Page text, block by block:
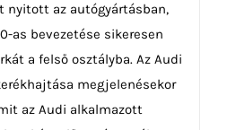
nyitott az autógyártásban,
as bevezetése sikeresen
a felső osztályba. Az Audi
megjelenésekor
az Audi alkalmazott